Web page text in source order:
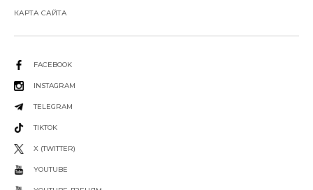
КАРТА САЙТА
FACEBOOK
INSTAGRAM
TELEGRAM
TIKTOK
X (TWITTER)
YOUTUBE